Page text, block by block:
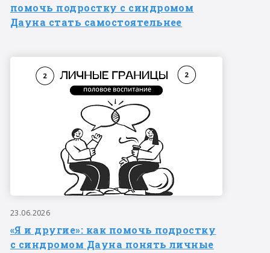
помочь подростку с синдромом
Дауна стать самостоятельнее
23.06.2026
«Я и другие»: как помочь подростку
с синдромом Дауна понять личные